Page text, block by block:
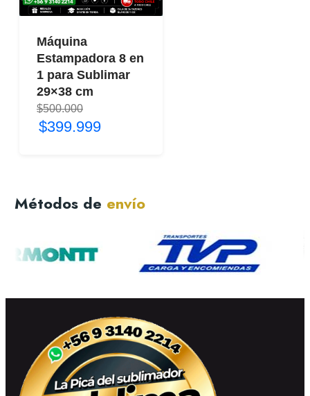
Máquina
Estampadora 8 en
1 para Sublimar
29×38 cm
$500.000
$399.999
Métodos de envío